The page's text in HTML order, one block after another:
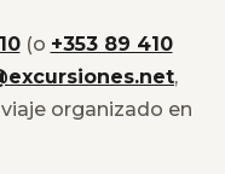
(o +353 89 410
,
organizado en